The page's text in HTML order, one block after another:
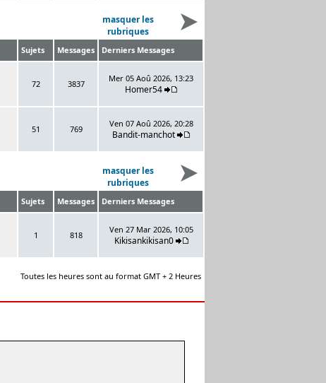
masquer les
rubriques
Sujets Messages Derniers Messages
72 3837
Mer 05 Aoû 2026, 13:23
Homer54
51 769
Ven 07 Aoû 2026, 20:28
Bandit-manchot
masquer les
rubriques
Sujets Messages Derniers Messages
1 818
Ven 27 Mar 2026, 10:05
Kikisankikisan0
Toutes les heures sont au format GMT + 2 Heures